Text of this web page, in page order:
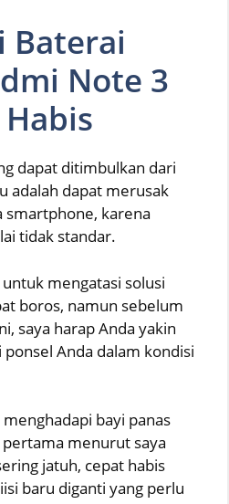
Baterai
Note 3
dapat ditimbulkan dari
adalah dapat merusak
smartphone, karena
tidak standar.
mengatasi solusi
boros, namun sebelum
saya harap Anda yakin
Anda dalam kondisi
bayi panas
pertama menurut saya
jatuh, cepat habis
baru diganti yang perlu